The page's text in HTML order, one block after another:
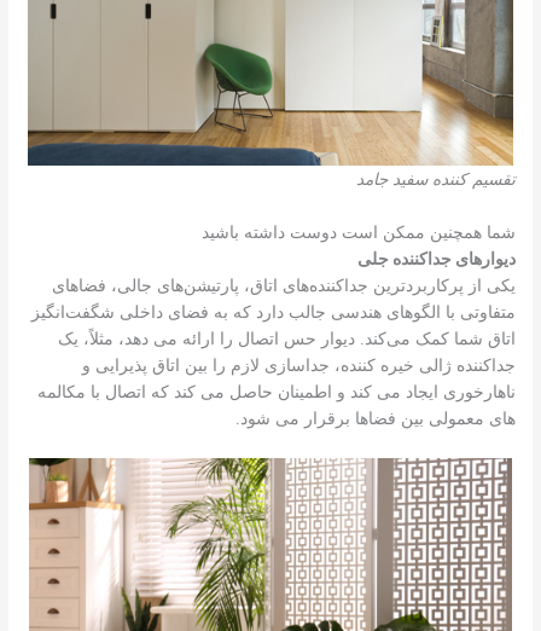
تقسیم کننده سفید جامد
شما همچنین ممکن است دوست داشته باشید
دیوارهای جداکننده جلی
یکی از پرکاربردترین جداکننده‌های اتاق، پارتیشن‌های جالی، فضاهای
متفاوتی با الگوهای هندسی جالب دارد که به فضای داخلی شگفت‌انگیز
اتاق شما کمک می‌کند. دیوار حس اتصال را ارائه می دهد، مثلاً، یک
جداکننده ژالی خیره کننده، جداسازی لازم را بین اتاق پذیرایی و
ناهارخوری ایجاد می کند و اطمینان حاصل می کند که اتصال با مکالمه
های معمولی بین فضاها برقرار می شود.